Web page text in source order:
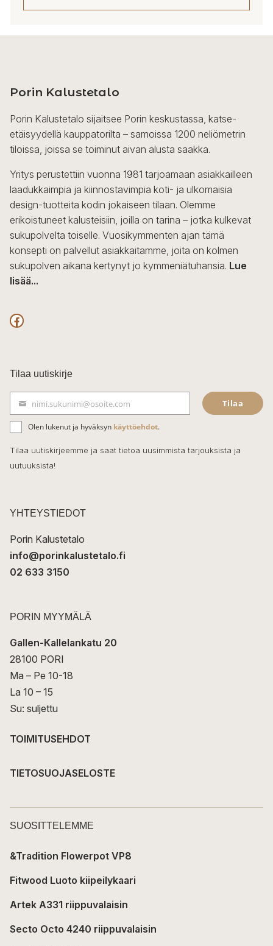
Porin Kalustetalo
Porin Kalustetalo sijaitsee Porin keskustassa, katse-
etäisyydellä kauppatorilta – samoissa 1200 neliömetrin
tiloissa, joissa se toiminut aivan alusta saakka.
Yritys perustettiin vuonna 1981 tarjoamaan asiakkailleen
laadukkaimpia ja kiinnostavimpia koti- ja ulkomaisia
design-tuotteita kodin jokaiseen tilaan. Olemme
erikoistuneet kalusteisiin, joilla on tarina – jotka kulkevat
sukupolvelta toiselle. Vuosikymmenten ajan tämä
konsepti on palvellut asiakkaitamme, joita on kolmen
sukupolven aikana kertynyt jo kymmeniätuhansia. Lue
lisää...
F
c
e
b
o
o
k
Tilaa uutiskirje
ä
h
k
p
t
nimi.sukunimi@osoite.com Tilaa
Olen lukenut ja hyväksyn käyttöehdot.
Tilaa uutiskirjeemme ja saat tietoa uusimmista tarjouksista ja
uutuuksista!
YHTEYSTIEDOT
Porin Kalustetalo
info@porinkalustetalo.fi
02 633 3150
PORIN MYYMÄLÄ
Gallen-Kallelankatu 20
28100 PORI
Ma – Pe 10-18
La 10 – 15
Su: suljettu
TOIMITUSEHDOT
TIETOSUOJASELOSTE
SUOSITTELEMME
&Tradition Flowerpot VP8
Fitwood Luoto kiipeilykaari
Artek A331 riippuvalaisin
Secto Octo 4240 riippuvalaisin